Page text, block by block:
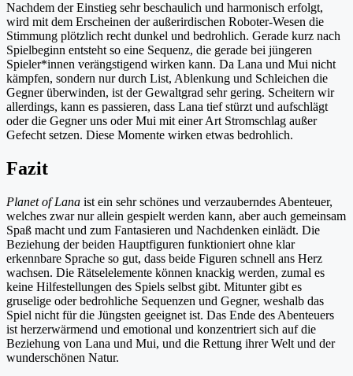
Nachdem der Einstieg sehr beschaulich und harmonisch erfolgt,
wird mit dem Erscheinen der außerirdischen Roboter-Wesen die
Stimmung plötzlich recht dunkel und bedrohlich. Gerade kurz nach
Spielbeginn entsteht so eine Sequenz, die gerade bei jüngeren
Spieler*innen verängstigend wirken kann. Da Lana und Mui nicht
kämpfen, sondern nur durch List, Ablenkung und Schleichen die
Gegner überwinden, ist der Gewaltgrad sehr gering. Scheitern wir
allerdings, kann es passieren, dass Lana tief stürzt und aufschlägt
oder die Gegner uns oder Mui mit einer Art Stromschlag außer
Gefecht setzen. Diese Momente wirken etwas bedrohlich.
Fazit
Planet of Lana ist ein sehr schönes und verzauberndes Abenteuer,
welches zwar nur allein gespielt werden kann, aber auch gemeinsam
Spaß macht und zum Fantasieren und Nachdenken einlädt. Die
Beziehung der beiden Hauptfiguren funktioniert ohne klar
erkennbare Sprache so gut, dass beide Figuren schnell ans Herz
wachsen. Die Rätselelemente können knackig werden, zumal es
keine Hilfestellungen des Spiels selbst gibt. Mitunter gibt es
gruselige oder bedrohliche Sequenzen und Gegner, weshalb das
Spiel nicht für die Jüngsten geeignet ist. Das Ende des Abenteuers
ist herzerwärmend und emotional und konzentriert sich auf die
Beziehung von Lana und Mui, und die Rettung ihrer Welt und der
wunderschönen Natur.